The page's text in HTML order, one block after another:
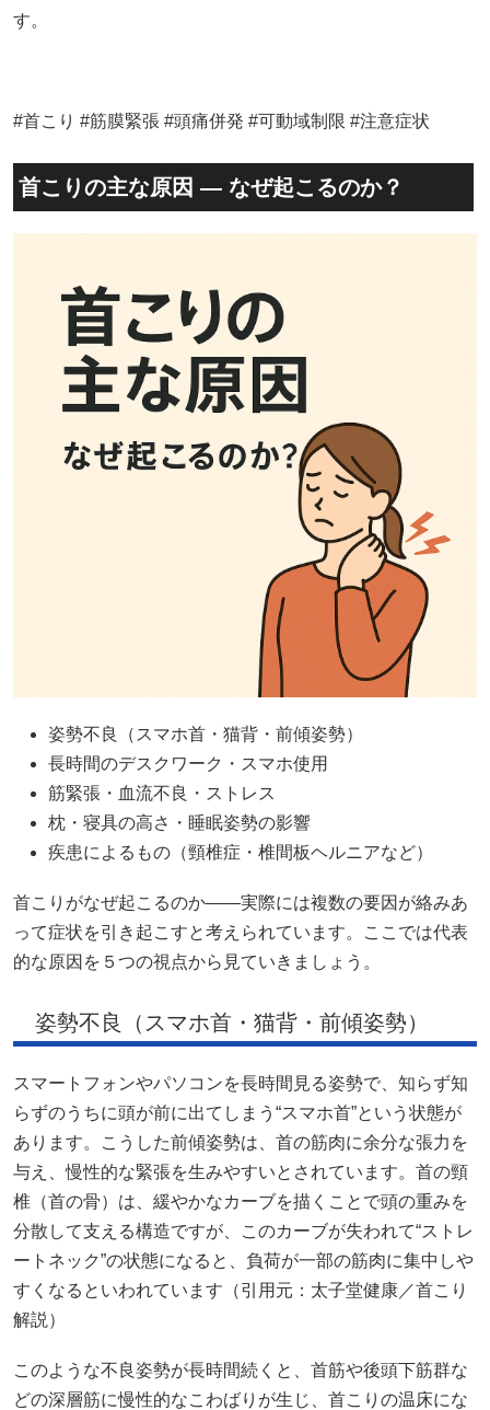
す。
#首こり #筋膜緊張 #頭痛併発 #可動域制限 #注意症状
首こりの主な原因 ― なぜ起こるのか？
姿勢不良（スマホ首・猫背・前傾姿勢）
長時間のデスクワーク・スマホ使用
筋緊張・血流不良・ストレス
枕・寝具の高さ・睡眠姿勢の影響
疾患によるもの（頸椎症・椎間板ヘルニアなど）
首こりがなぜ起こるのか――実際には複数の要因が絡みあ
って症状を引き起こすと考えられています。ここでは代表
的な原因を５つの視点から見ていきましょう。
姿勢不良（スマホ首・猫背・前傾姿勢）
スマートフォンやパソコンを長時間見る姿勢で、知らず知
らずのうちに頭が前に出てしまう“スマホ首”という状態が
あります。こうした前傾姿勢は、首の筋肉に余分な張力を
与え、慢性的な緊張を生みやすいとされています。首の頸
椎（首の骨）は、緩やかなカーブを描くことで頭の重みを
分散して支える構造ですが、このカーブが失われて“ストレ
ートネック”の状態になると、負荷が一部の筋肉に集中しや
すくなるといわれています（引用元：太子堂健康／首こり
解説）
このような不良姿勢が長時間続くと、首筋や後頭下筋群な
どの深層筋に慢性的なこわばりが生じ、首こりの温床にな